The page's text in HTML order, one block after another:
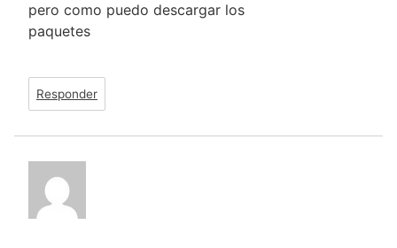
pero como puedo descargar los
paquetes
Responder